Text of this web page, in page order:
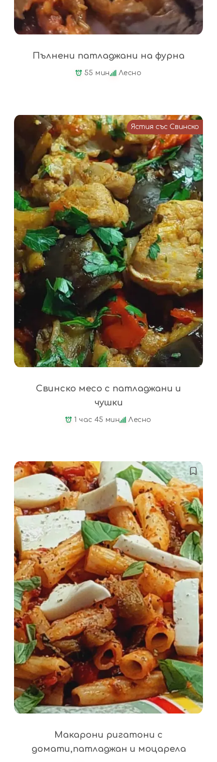
Пълнени патладжани на фурна
55 мин Лесно
Ястия със Свинско
Свинско месо с патладжани и
чушки
1 час 45 мин Лесно
Макарони ригатони с
домати,патладжан и моцарела